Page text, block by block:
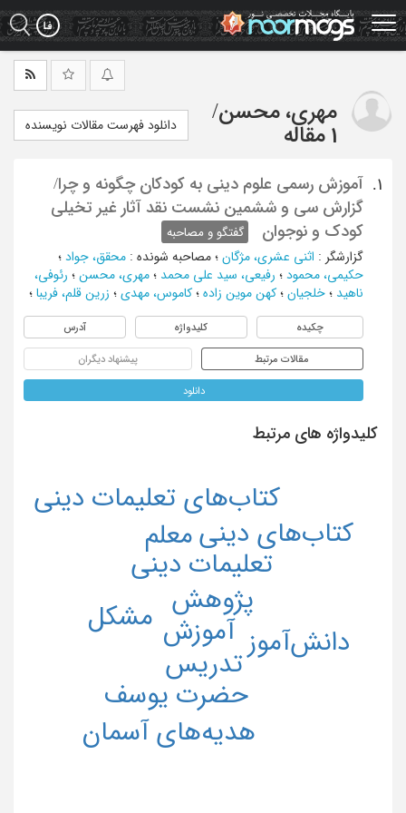
Skip
to
main
مهری، محسن/
1 مقاله
دانلود فهرست مقالات نویسنده
1.
آموزش رسمی علوم دینی به کودکان چگونه و چرا/
گزارش سی و ششمین نشست نقد آثار غیر تخیلی
کودک و نوجوان
گفتگو و مصاحبه
گزارشگر : اثنی عشری، م‍ژگان ؛ مصاحبه شونده : محقق، جواد ؛
حکیمی، محمود ؛ رفیعی، سید علی محمد ؛ مهری، محسن ؛ رئوفی،
ناهید ؛ خلجیان ؛ کهن موین زاده ؛ کاموس، مهدی ؛ زرین قلم، فریبا ؛
چکیده کلیدواژه آدرس
مقالات مرتبط پیشنهاد دیگران
دانلود
کلیدواژه های مرتبط
آموزش
پژوهش
تدریس
تعلیمات دینی
حضرت یوسف
دانش‌آموز
مشکل
معلم
هدیه‌های آسمان
کتاب‌های تعلیمات دینی
کتاب‌های دینی